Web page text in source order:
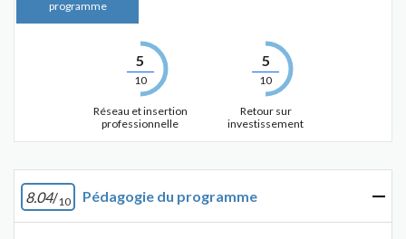
programme
5
10
Réseau et insertion
professionnelle
5
10
Retour sur
investissement
8.04/10 Pédagogie du programme